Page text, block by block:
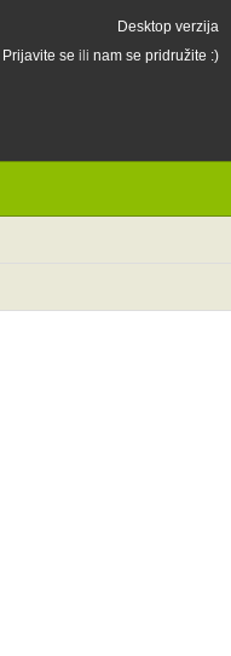
Desktop verzija
Prijavite se ili nam se pridružite :)